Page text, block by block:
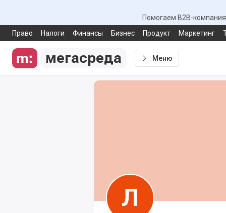
Помогаем B2B-
Право Налоги Финансы Бизнес Продукт Маркетинг
мегасреда Меню
Л